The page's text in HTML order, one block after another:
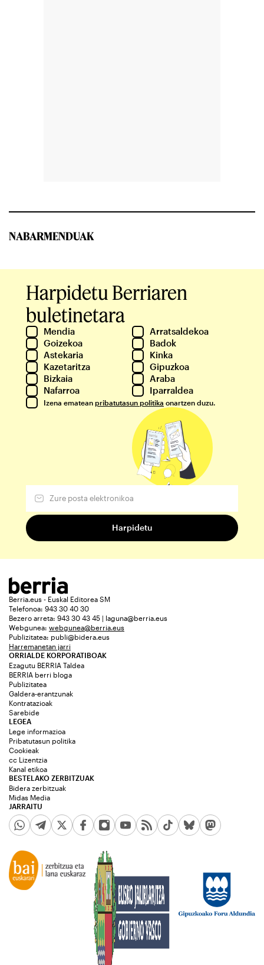
NABARMENDUAK
Harpidetu Berriaren
buletinetara
Mendia
Arratsaldekoa
Goizekoa
Badok
Astekaria
Kinka
Kazetaritza
Gipuzkoa
Bizkaia
Araba
Nafarroa
Iparraldea
Izena ematean pribatutasun politika onartzen duzu.
Berria.eus - Euskal Editorea SM
Telefonoa: 943 30 40 30
Bezero arreta: 943 30 43 45 | laguna@berria.eus
Webgunea: webgunea@berria.eus
Publizitatea: publi@bidera.eus
Harremanetan jarri
ORRIALDE KORPORATIBOAK
Ezagutu BERRIA Taldea
BERRIA berri bloga
Publizitatea
Galdera-erantzunak
Kontratazioak
Sarebide
JARRAITU
LEGEA
Lege informazioa
Pribatutasun politika
Cookieak
cc Lizentzia
Kanal etikoa
BESTELAKO ZERBITZUAK
Bidera zerbitzuak
Midas Media